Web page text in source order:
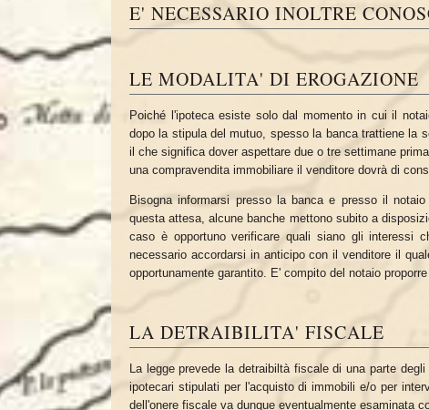
E' NECESSARIO INOLTRE
LE MODALITA' DI EROGAZIONE
Poiché l'ipoteca esiste solo dal momento in cui il
dopo la stipula del mutuo, spesso la banca trattiene la
il che significa dover aspettare due o tre settimane
una compravendita immobiliare il venditore dovrà di
Bisogna informarsi presso la banca e presso il
questa attesa, alcune banche mettono subito a
caso è opportuno verificare quali siano gli interessi
necessario accordarsi in anticipo con il venditore il
opportunamente garantito. E' compito del notaio
LA DETRAIBILITA' FISCALE
La legge prevede la detraibiltà fiscale di una parte
ipotecari stipulati per l'acquisto di immobili e/o per
dell'onere fiscale va dunque eventualmente esaminata